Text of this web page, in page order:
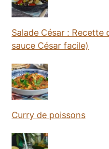
Salade César : Recette
sauce César facile)
Curry de poissons